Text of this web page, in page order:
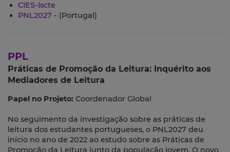
CIES-Iscte
PNL2027 - (Portugal)
PPL
Práticas de Promoção da Leitura: Inquérito aos
Mediadores de Leitura
Papel no Projeto: Coordenador Global
No seguimento da investigação sobre as práticas de
leitura dos estudantes portugueses, o PNL2027 deu
início no ano de 2022 ao estudo sobre as Práticas de
Promoção da Leitura junto da população jovem. O novo